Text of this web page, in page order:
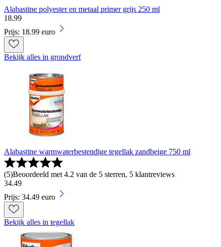
Alabastine polyester en metaal primer grijs 250 ml
18.99
Prijs: 18.99 euro
Bekijk alles in grondverf
Alabastine warmwaterbestendige tegellak zandbeige 750 ml
(5)Beoordeeld met 4.2 van de 5 sterren, 5 klantreviews
34.49
Prijs: 34.49 euro
Bekijk alles in tegellak